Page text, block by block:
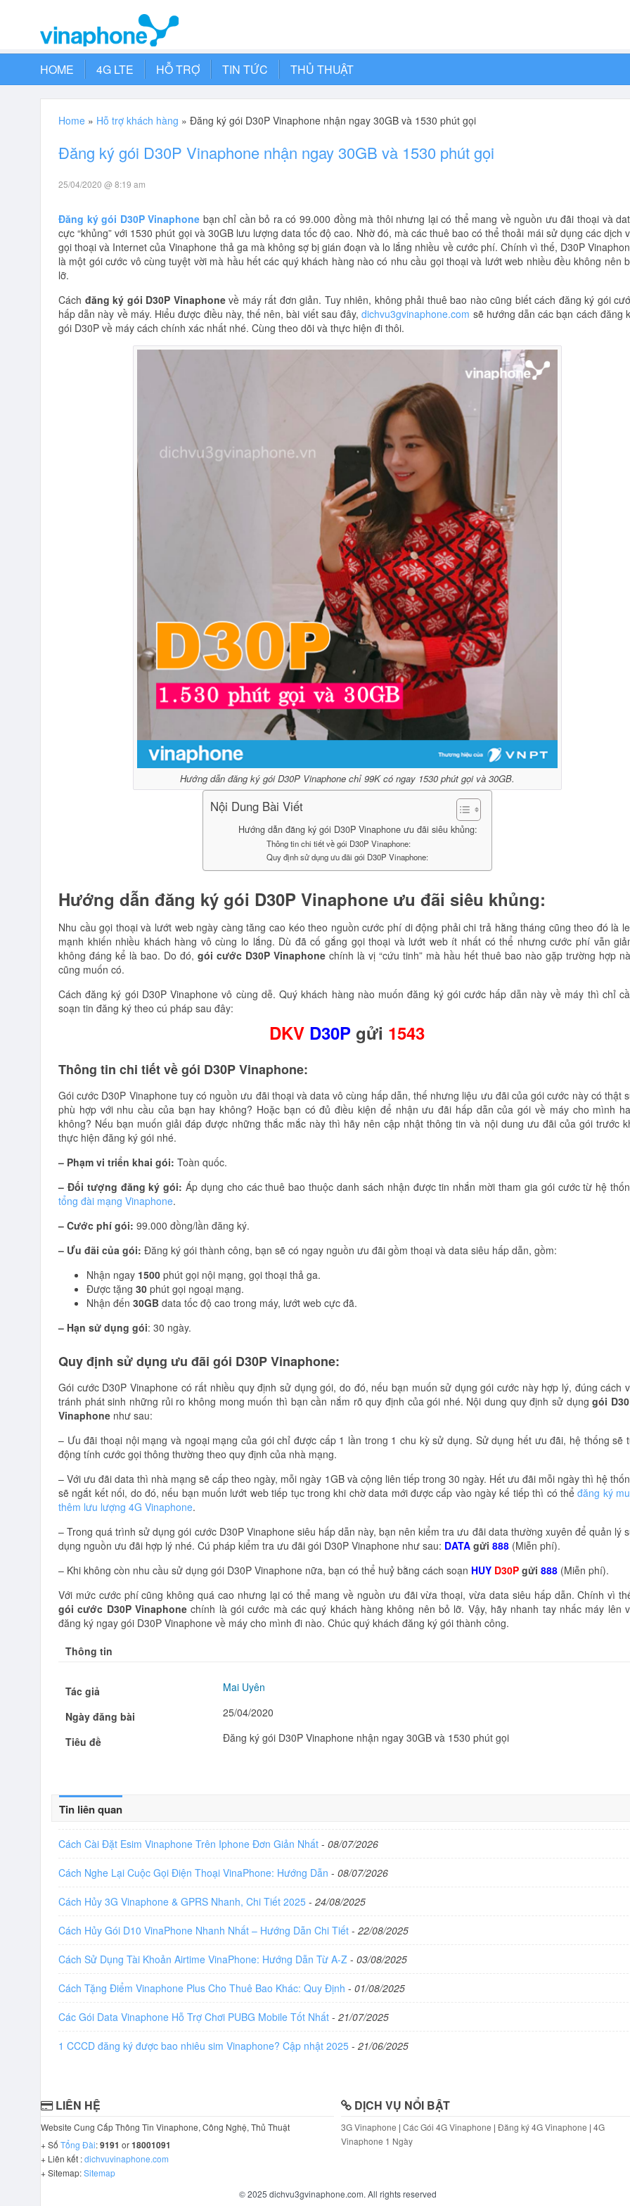
HOME 4G LTE HỖ TRỢ TIN TỨC THỦ THUẬT
Home » Hỗ trợ khách hàng » Đăng ký gói D30P Vinaphone nhận ngay 30GB và 1530 phút gọi
Đăng ký gói D30P Vinaphone nhận ngay 30GB và 1530 phút gọi
25/04/2020 @ 8:19 am
Đăng ký gói D30P Vinaphone bạn chỉ cần bỏ ra có 99.000 đồng mà thôi nhưng lại có thể mang về nguồn ưu đãi thoại và
cực “khủng” với 1530 phút gọi và 30GB lưu lượng data tốc độ cao. Nhờ đó, mà các thuê bao có thể thoải mái sử dụng các dịch
gọi thoại và Internet của Vinaphone thả ga mà không sợ bị gián đoạn và lo lắng nhiều về cước phí. Chính vì thế, D30P
là một gói cước vô cùng tuyệt vời mà hầu hết các quý khách hàng nào có nhu cầu gọi thoại và lướt web nhiều đều không nên
lỡ.
Cách đăng ký gói D30P Vinaphonevề máy rất đơn giản. Tuy nhiên, không phải thuê bao nào cũng biết cách đăng ký gói
hấp dẫn này về máy. Hiểu được điều này, thế nên, bài viết sau đây,dichvu3gvinaphone.com sẽ hướng dẫn các bạn cách đăng
gói D30P về máy cách chính xác nhất nhé. Cùng theo dõi và thực hiện đi thôi.
Hướng dẫn đăng ký gói D30P Vinaphone chỉ 99K có ngay 1530 phút gọi và 30GB.
Nội Dung Bài Viết
Hướng dẫn đăng ký gói D30P Vinaphone ưu đãi siêu khủng:
Thông tin chi tiết về gói D30P Vinaphone:
Quy định sử dụng ưu đãi gói D30P Vinaphone:
Hướng dẫn đăng ký gói D30P Vinaphone ưu đãi siêu khủng:
Nhu cầu gọi thoại và lướt web ngày càng tăng cao kéo theo nguồn cước phí di động phải chi trả hằng tháng cũng theo đó là
mạnh khiến nhiều khách hàng vô cùng lo lắng. Dù đã cố gắng gọi thoại và lướt web ít nhất có thể nhưng cước phí vẫn
không đáng kể là bao. Do đó,gói cước D30P Vinaphone chính là vị “cứu tinh” mà hầu hết thuê bao nào gặp trường hợp
cũng muốn có.
Cách đăng ký gói D30P Vinaphone vô cùng dễ. Quý khách hàng nào muốn đăng ký gói cước hấp dẫn này về máy thì chỉ
soạn tin đăng ký theo cú pháp sau đây:
DKV D30P gửi 1543
Thông tin chi tiết về gói D30P Vinaphone:
Gói cước D30P Vinaphone tuy có nguồn ưu đãi thoại và data vô cùng hấp dẫn, thế nhưng liệu ưu đãi của gói cước này có thật
phù hợp với nhu cầu của bạn hay không? Hoặc bạn có đủ điều kiện để nhận ưu đãi hấp dẫn của gói về máy cho mình
không? Nếu bạn muốn giải đáp được những thắc mắc này thì hãy nên cập nhật thông tin và nội dung ưu đãi của gói trước
thực hiện đăng ký gói nhé.
– Phạm vi triển khai gói: Toàn quốc.
– Đối tượng đăng ký gói: Áp dụng cho các thuê bao thuộc danh sách nhận được tin nhắn mời tham gia gói cước từ hệ
tổng đài mạng Vinaphone.
– Cước phí gói: 99.000 đồng/lần đăng ký.
– Ưu đãi của gói: Đăng ký gói thành công, bạn sẽ có ngay nguồn ưu đãi gồm thoại và data siêu hấp dẫn, gồm:
Nhận ngay 1500 phút gọi nội mạng, gọi thoại thả ga.
Được tặng 30 phút gọi ngoại mạng.
Nhận đến 30GB data tốc độ cao trong máy, lướt web cực đã.
– Hạn sử dụng gói: 30 ngày.
Quy định sử dụng ưu đãi gói D30P Vinaphone:
Gói cước D30P Vinaphone có rất nhiều quy định sử dụng gói, do đó, nếu bạn muốn sử dụng gói cước này hợp lý, đúng cách
tránh phát sinh những rủi ro không mong muốn thì bạn cần nắm rõ quy định của gói nhé. Nội dung quy định sử dụnggói
Vinaphone như sau:
– Ưu đãi thoại nội mạng và ngoại mạng của gói chỉ được cấp 1 lần trong 1 chu kỳ sử dụng. Sử dụng hết ưu đãi, hệ thống sẽ
động tính cước gọi thông thường theo quy định của nhà mạng.
– Với ưu đãi data thì nhà mạng sẽ cấp theo ngày, mỗi ngày 1GB và cộng liên tiếp trong 30 ngày. Hết ưu đãi mỗi ngày thì hệ
sẽ ngắt kết nối, do đó, nếu bạn muốn lướt web tiếp tục trong khi chờ data mới được cấp vào ngày kế tiếp thì có thểđăng ký
thêm lưu lượng 4G Vinaphone.
– Trong quá trình sử dụng gói cước D30P Vinaphone siêu hấp dẫn này, bạn nên kiểm tra ưu đãi data thường xuyên để quản lý
dụng nguồn ưu đãi hợp lý nhé. Cú pháp kiểm tra ưu đãi gói D30P Vinaphone như sau: DATA gửi 888 (Miễn phí).
– Khi không còn nhu cầu sử dụng gói D30P Vinaphone nữa, bạn có thể huỷ bằng cách soạn HUY D30P gửi 888 (Miễn phí).
Với mức cước phí cũng không quá cao nhưng lại có thể mang về nguồn ưu đãi vừa thoại, vừa data siêu hấp dẫn. Chính vì
gói cước D30P Vinaphone chính là gói cước mà các quý khách hàng không nên bỏ lỡ. Vậy, hãy nhanh tay nhấc máy lên
đăng ký ngay gói D30P Vinaphone về máy cho mình đi nào. Chúc quý khách đăng ký gói thành công.
Thông tin
Tác giả Mai Uyên
Ngày đăng bài 25/04/2020
Tiêu đề Đăng ký gói D30P Vinaphone nhận ngay 30GB và 1530 phút gọi
Tin liên quan
Cách Cài Đặt Esim Vinaphone Trên Iphone Đơn Giản Nhất - 08/07/2026
Cách Nghe Lại Cuộc Gọi Điện Thoại VinaPhone: Hướng Dẫn - 08/07/2026
Cách Hủy 3G Vinaphone & GPRS Nhanh, Chi Tiết 2025 - 24/08/2025
Cách Hủy Gói D10 VinaPhone Nhanh Nhất – Hướng Dẫn Chi Tiết - 22/08/2025
Cách Sử Dụng Tài Khoản Airtime VinaPhone: Hướng Dẫn Từ A-Z - 03/08/2025
Cách Tặng Điểm Vinaphone Plus Cho Thuê Bao Khác: Quy Định - 01/08/2025
Các Gói Data Vinaphone Hỗ Trợ Chơi PUBG Mobile Tốt Nhất - 21/07/2025
1 CCCD đăng ký được bao nhiêu sim Vinaphone? Cập nhật 2025 - 21/06/2025
LIÊN HỆ
Website Cung Cấp Thông Tin Vinaphone, Công Nghệ, Thủ Thuật
+ Số Tổng Đài:9191 or18001091
+ Liên kết :dichvuvinaphone.com
+ Sitemap:Sitemap
DỊCH VỤ NỔI BẬT
3G Vinaphone | Các Gói 4G Vinaphone | Đăng ký 4G Vinaphone | 4G
Vinaphone 1 Ngày
© 2025 dichvu3gvinaphone.com. All rights reserved